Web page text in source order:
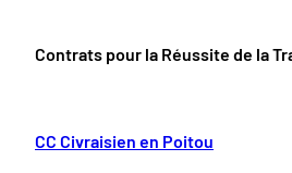
Contrats pour la Réussite de la
CC Civraisien en Poitou